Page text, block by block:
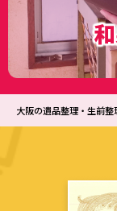
大阪の遺品整理・生前